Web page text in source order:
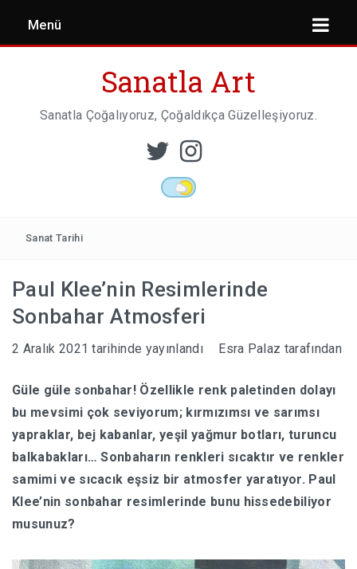
Menü
MIMARI
HABERLER
Sanatla Art
Sanatla Çoğalıyoruz, Çoğaldıkça Güzelleşiyoruz.
Sanat Tarihi
Paul Klee’nin Resimlerinde
Sonbahar Atmosferi
2 Aralık 2021 tarihinde yayınlandı Esra Palaz tarafından
Güle güle sonbahar! Özellikle renk paletinden dolayı
bu mevsimi çok seviyorum; kırmızımsı ve sarımsı
yapraklar, bej kabanlar, yeşil yağmur botları, turuncu
balkabakları… Sonbaharın renkleri sıcaktır ve renkler
samimi ve sıcacık eşsiz bir atmosfer yaratıyor. Paul
Klee’nin sonbahar resimlerinde bunu hissedebiliyor
musunuz?